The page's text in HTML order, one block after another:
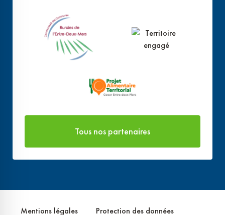
Tous nos partenaires
Mentions légales Protection des données